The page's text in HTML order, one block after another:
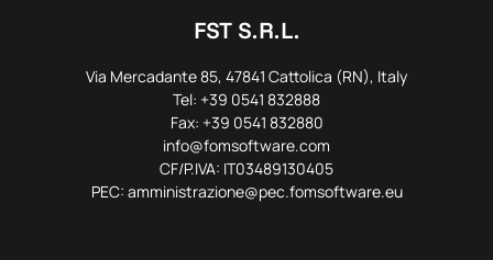
FST S.R.L.
Via Mercadante 85, 47841 Cattolica (RN), Italy
Tel: +39 0541 832888
Fax: +39 0541 832880
info@fomsoftware.com
CF/P.IVA: IT03489130405
PEC: amministrazione@pec.fomsoftware.eu